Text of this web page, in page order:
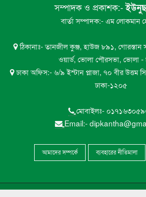
ভোলায় এন সিওর লেক
ভোলা সরকারি মহিলা
পরীক্ষা নিয়ে বিভ্রান্তির
সম্পাদক ও প্রকাশক:-
বার্তা সম্পাদক:- এম লোকমান
ঠিকানাঃ- তানজীল কুঞ্জ, হাউজ ৮৯১,
ওয়ার্ড, ভোলা পৌরসভা, ভোলা
ঢাকা অফিস:- ৬/৯ ইস্টান প্লাজা, ৭০ বীর উত্তম
ঢাকা-১২০৫
মোবাইলঃ-
Email:-
আমাদের সম্পর্কে ব্যবহারের নীতিমালা